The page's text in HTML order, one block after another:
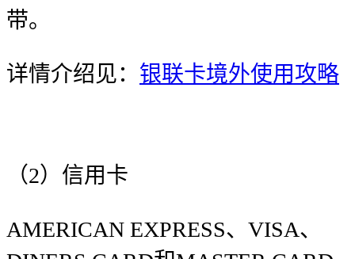
带。
详情介绍见： 银联卡境外使用攻略
（2）信用卡
AMERICAN EXPRESS、VISA、